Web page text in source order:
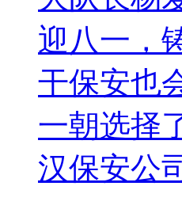
迎八一，
干保安也
一朝选择
汉保安公